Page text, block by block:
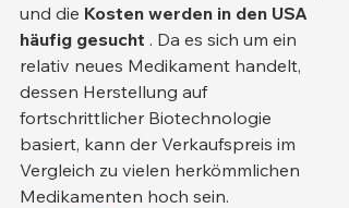
und die Kosten werden in den USA
häufig gesucht . Da es sich um ein
relativ neues Medikament handelt,
dessen Herstellung auf
fortschrittlicher Biotechnologie
basiert, kann der Verkaufspreis im
Vergleich zu vielen herkömmlichen
Medikamenten hoch sein.